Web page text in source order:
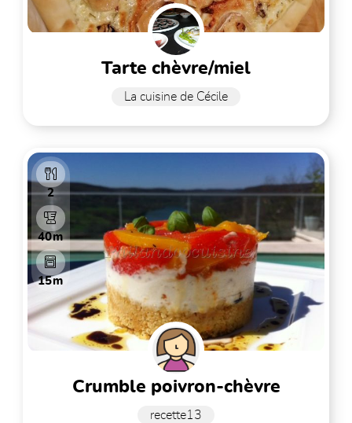
tarte chèvre/miel
La cuisine de Cécile
2
40m
15m
crumble poivron-chèvre
recette13